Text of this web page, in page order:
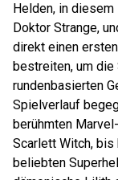
Helden, in diesem
Doktor Strange,
direkt einen
bestreiten, um die
rundenbasierten
Spielverlauf
berühmten
Scarlett Witch, bis
beliebten